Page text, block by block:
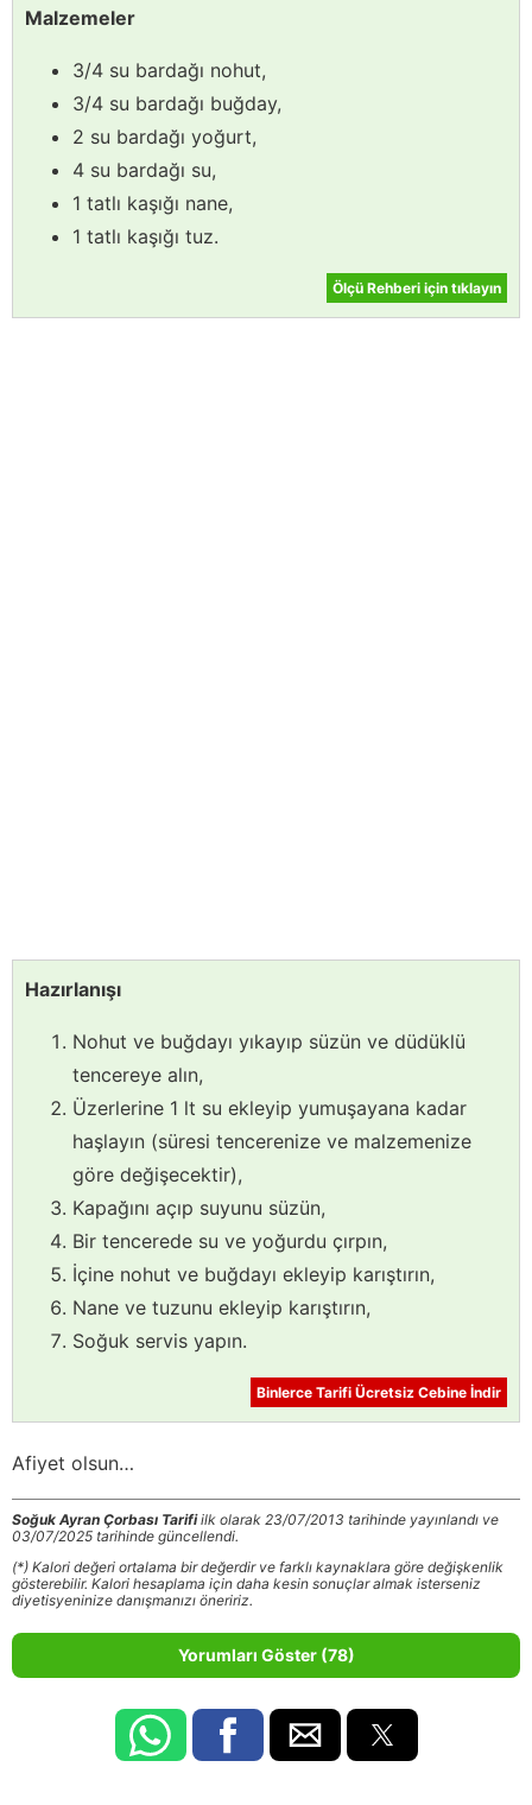
Malzemeler
3/4 su bardağı nohut,
3/4 su bardağı buğday,
2 su bardağı yoğurt,
4 su bardağı su,
1 tatlı kaşığı nane,
1 tatlı kaşığı tuz.
Ölçü Rehberi için tıklayın
Hazırlanışı
Nohut ve buğdayı yıkayıp süzün ve düdüklü
tencereye alın,
Üzerlerine 1 lt su ekleyip yumuşayana kadar
haşlayın (süresi tencerenize ve malzemenize
göre değişecektir),
Kapağını açıp suyunu süzün,
Bir tencerede su ve yoğurdu çırpın,
İçine nohut ve buğdayı ekleyip karıştırın,
Nane ve tuzunu ekleyip karıştırın,
Soğuk servis yapın.
Binlerce Tarifi Ücretsiz Cebine İndir
Afiyet olsun…
Soğuk Ayran Çorbası Tarifiilk olarak 23/07/2013 tarihinde yayınlandı ve
03/07/2025 tarihinde güncellendi.
(*) Kalori değeri ortalama bir değerdir ve farklı kaynaklara göre değişkenlik
gösterebilir. Kalori hesaplama için daha kesin sonuçlar almak isterseniz
diyetisyeninize danışmanızı öneririz.
Yorumları Göster (78)